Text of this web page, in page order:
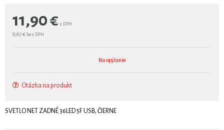
11,90€ s DPH
9,67 € bez DPH
Na opýtanie
Otázka na produkt
SVETLO NET ZADNÉ 36LED 5F USB, ČIERNE